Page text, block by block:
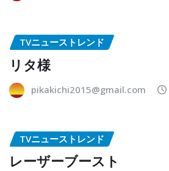
TVニューストレンド
リタ様
pikakichi2015@gmail.com
TVニューストレンド
レーザーブースト